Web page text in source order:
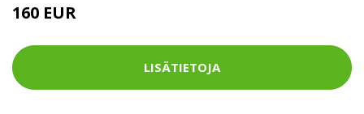
160 EUR
LISÄTIETOJA